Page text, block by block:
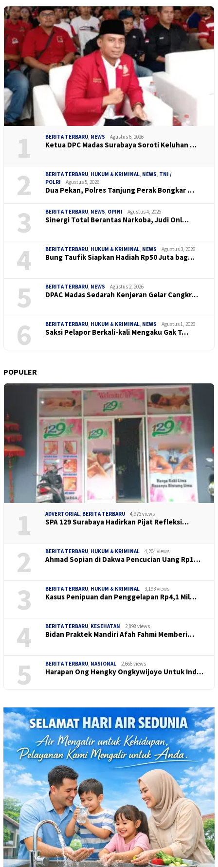
1 BERITA TERBARU NEWS Agustus 6, 2026
Ketua DPC Madas Surabaya Soroti Keluhan …
2 BERITA TERBARU HUKUM & KRIMINAL NEWS TNI /
POLRI
Agustus 5, 2026
Dua Pekan, Polres Tanjung Perak Bongkar …
3 BERITA TERBARU NEWS OPINI Agustus 4, 2026
Sinergi Total Berantas Narkoba, Judi Onl…
4 BERITA TERBARU HUKUM & KRIMINAL NEWS Agustus 3, 2026
Bung Taufik Siapkan Hadiah Rp50 Juta bag…
5 BERITA TERBARU NEWS Agustus 2, 2026
DPAC Madas Sedarah Kenjeran Gelar Cangkr…
6 BERITA TERBARU HUKUM & KRIMINAL NEWS Agustus 1, 2026
Saksi Pelapor Berkali-kali Mengaku Gak T…
POPULER
1 ADVERTORIAL BERITA TERBARU 4,976 views
SPA 129 Surabaya Hadirkan Pijat Refleksi…
2 BERITA TERBARU HUKUM & KRIMINAL 4,204 views
Ahmad Sopian di Dakwa Pencucian Uang Rp1…
3 BERITA TERBARU HUKUM & KRIMINAL 3,193 views
Kasus Penipuan dan Penggelapan Rp4,1 Mil…
4 BERITA TERBARU KESEHATAN 2,898 views
Bidan Praktek Mandiri Afah Fahmi Memberi…
5 BERITA TERBARU NASIONAL 2,666 views
Harapan Ong Hengky Ongkywijoyo Untuk Ind…